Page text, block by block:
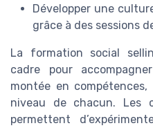
Développer une
grâce à des sessions
La formation social
cadre pour
montée en
niveau de chacun. Les
permettent